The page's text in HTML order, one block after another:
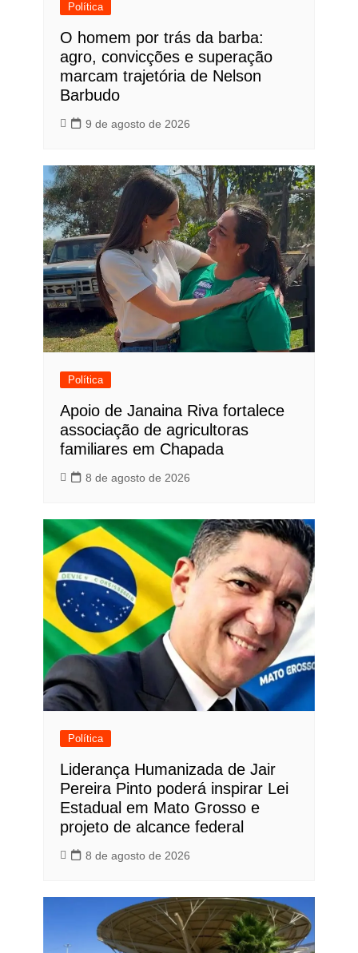
Política
O homem por trás da barba:
agro, convicções e superação
marcam trajetória de Nelson
Barbudo
9 de agosto de 2026
Política
Apoio de Janaina Riva fortalece
associação de agricultoras
familiares em Chapada
8 de agosto de 2026
Política
Liderança Humanizada de Jair
Pereira Pinto poderá inspirar Lei
Estadual em Mato Grosso e
projeto de alcance federal
8 de agosto de 2026